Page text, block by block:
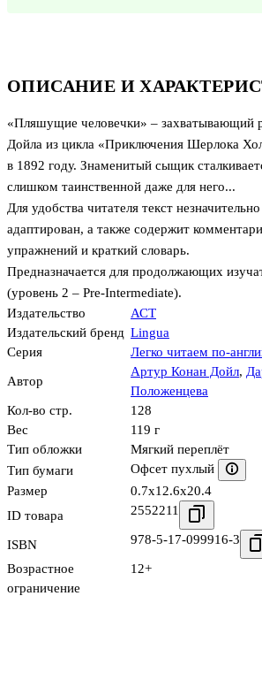
ОПИСАНИЕ И
«Пляшущие человечки» – захватывающий
Дойла из цикла «Приключения Шерлока
в 1892 году. Знаменитый сыщик
слишком таинственной даже для него...
Для удобства читателя текст
адаптирован, а также содержит
упражнений и краткий словарь.
Предназначается для продолжающих
(уровень 2 – Pre-Intermediate).
Издательство
АСТ
Издательский бренд Lingua
Серия
Легко читаем по-
Автор
Артур Конан Дойл,
Положенцева
Кол-во стр.
128
Вес
119 г
Тип обложки
Мягкий переплёт
Тип бумаги
Офсет пухлый
Размер
0.7x12.6x20.4
ID товара
2552211
ISBN 978-5-17-099916-3
Возрастное
ограничение
12+